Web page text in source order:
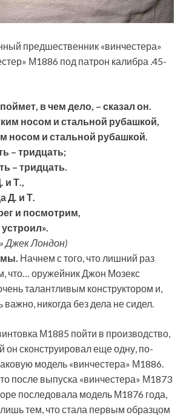
предшественник «винчестера»
М1886 под патрон калибра .45-
в чем дело, – сказал он.
носом и стальной рубашкой,
носом и стальной рубашкой.
– тридцать;
– тридцать.
и Т.,
Д. и Т.
и посмотрим,
Джек Лондон)
Начнем с того, что лишний раз
что… оружейник Джон Мозекс
талантливым конструктором и,
важно, никогда без дела не сидел.
М1885 пойти в производство,
он сконструировал еще одну, по-
модель «винчестера» М1886.
после выпуска «винчестера» М1873
последовала модель М1876 года,
тем, что стала первым образцом